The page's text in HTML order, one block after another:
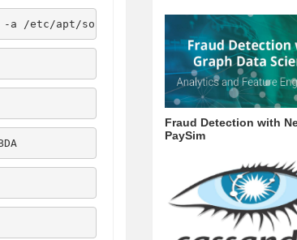
-a /etc/apt/sources.list.d/
Fraud Detection with
PaySim